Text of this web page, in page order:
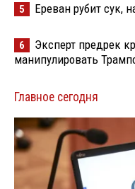
5 Ереван рубит сук,
6
Эксперт предрек
манипулировать
Главное сегодня